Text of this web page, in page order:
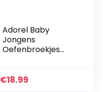
Adorel Baby
Jongens
Oefenbroekjes
€18.99